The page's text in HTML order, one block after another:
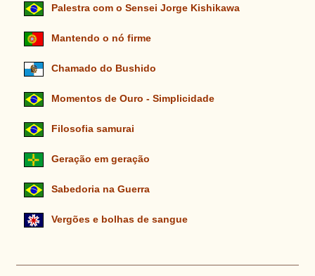
Palestra com o Sensei Jorge Kishikawa
Mantendo o nó firme
Chamado do Bushido
Momentos de Ouro - Simplicidade
Filosofia samurai
Geração em geração
Sabedoria na Guerra
Vergões e bolhas de sangue